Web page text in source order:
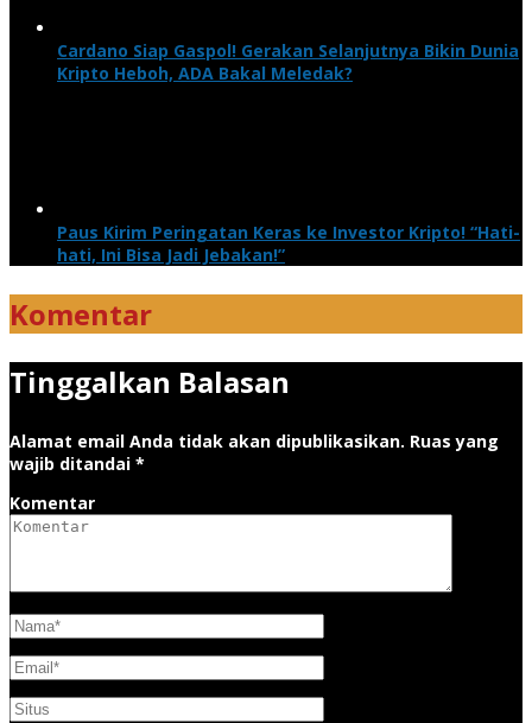
Cardano Siap Gaspol! Gerakan Selanjutnya Bikin Dunia
Kripto Heboh, ADA Bakal Meledak?
Paus Kirim Peringatan Keras ke Investor Kripto! “Hati-
hati, Ini Bisa Jadi Jebakan!”
Komentar
Tinggalkan Balasan
Alamat email Anda tidak akan dipublikasikan. Ruas yang
wajib ditandai *
Komentar